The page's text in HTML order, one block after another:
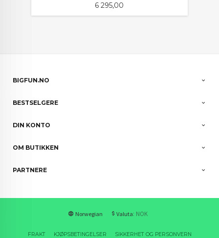
Pris
6 295,00
BIGFUN.NO
BESTSELGERE
DIN KONTO
OM BUTIKKEN
PARTNERE
Norwegian Valuta: NOK
FRAKT KJØPSBETINGELSER SIKKERHET OG PERSONVERN